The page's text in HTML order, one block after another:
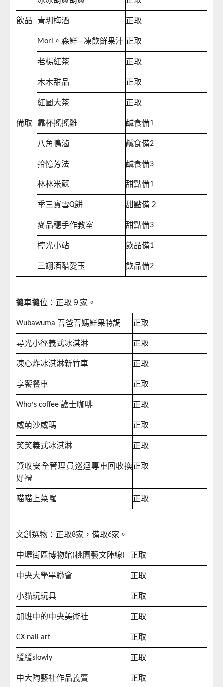
飲品 青玥梅酒 正取
Mori 。森鮮- 凍飲鮮果汁 正取
老楊紅茶 正取
木木甜品 正取
紅圖大茶 正取
備取 靠杯搖搖雞 鹹食備1
八角鴨滷 鹹食備2
拾憶芳法 鹹食備3
林林米蘇 甜點備1
季三寶雪Q餅 甜點備２
麥品穗手作教室 甜點備3
檸光小站 飲品備1
三翊酒醋愛玉 飲品備2
攤車攤位：正取９家。
Wubawuma 吾爸吾媽鮮果特調 正取
尋光小徑義式冰淇淋 正取
凍心炸冰淇淋新竹車 正取
享饗餐車 正取
Who’s coffee 護士咖啡 正取
威萌沙威瑪 正取
笑笑義式冰淇淋 正取
資收安全管理員巡迴專車回收換
好禮
正取
喵喵上菜囉 正取
文創選物：正取8家，備取6家。
中壢街區博物館(桃園藝文陣線) 正取
中央大學畢聯會 正取
小貓玩玩具 正取
加班中的中央美術社 正取
CX nail art 正取
緩緩slowly 正取
中大陶藝社作品義賣 正取